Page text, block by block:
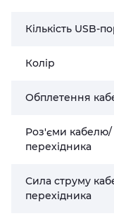
Кількість USB-
Колір
Обплетення
Роз'єми кабелю/
перехідника
Сила струму
перехідника